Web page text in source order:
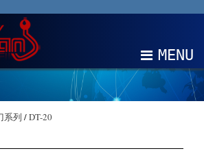
MENU
系列 /DT-20